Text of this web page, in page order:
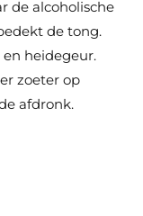
de alcoholische
de tong.
heidegeur.
zoeter op
afdronk.